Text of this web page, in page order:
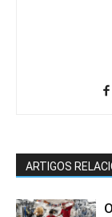
ARTIGOS